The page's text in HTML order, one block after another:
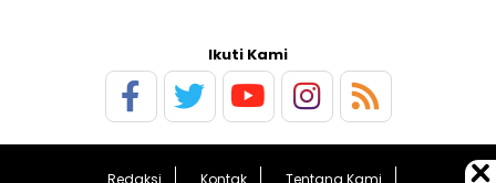
Ikuti Kami
Redaksi Kontak Tentang Kami